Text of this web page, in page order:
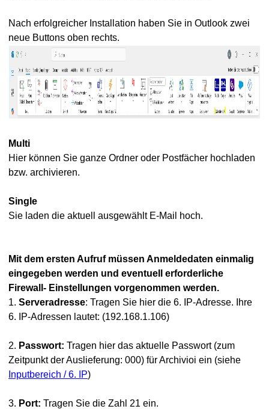
Nach erfolgreicher Installation haben Sie in Outlook zwei
neue Buttons oben rechts.
Multi
Hier können Sie ganze Ordner oder Postfächer hochladen
bzw. archivieren.
Single
Sie laden die aktuell ausgewählt E-Mail hoch.
Mit dem ersten Aufruf müssen Anmeldedaten einmalig
eingegeben werden und eventuell erforderliche
Firewall- Einstellungen vorgenommen werden.
1. Serveradresse: Tragen Sie hier die 6. IP-Adresse. Ihre
6. IP-Adressen lautet: (192.168.1.106)
2. Passwort: Tragen hier das aktuelle Passwort (zum
Zeitpunkt der Auslieferung: 000) für Archivioi ein (siehe
Inputbereich / 6. IP)
3. Port: Tragen Sie die Zahl 21 ein.